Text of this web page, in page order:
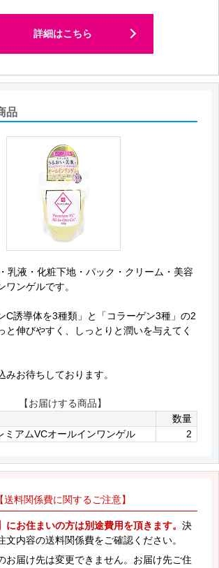
詳細はこちら
品
乳液・化粧下地・パック・クリーム・美容
ワンゲルです。
C誘導体を3種類」と「コラーゲン3種」の2
と伸びやすく、しっとりと潤いを与えてく
みお待ちしております。
【お届けする商品】
数量
ミアムVCオールインワンゲル
2
【送料関係費に関するご注意】
にお住まいの方は別途費用を頂きます。 決
文内容の送料関係費をご確認ください。
お届け先は変更できません。お届け先ご住